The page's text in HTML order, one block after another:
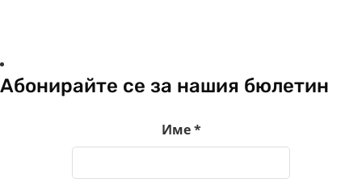
Абонирайте се за нашия бюлетин
Име*